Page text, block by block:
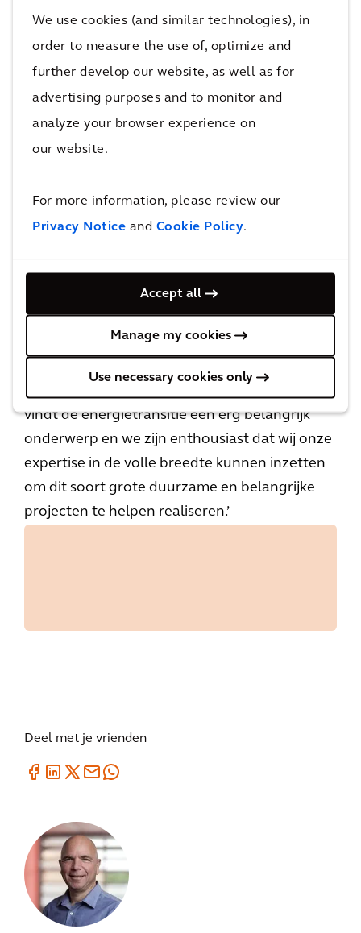
We use cookies (and similar technologies), in
order to measure the use of, optimize and
further develop our website, as well as for
advertising purposes and to monitor and
analyze your browser experience on
our website.
For more information, please review our
Privacy Notice and Cookie Policy.
Accept all
Manage my cookies
Use necessary cookies only
Wij zijn op diverse manieren betrokken bij
IJmuiden Ver’, zegt directeur Cécile Cluitmans
van Arcadis. ‘We verlenen ‘expert support’
diensten voor de kabels zoals geofysische,
geotechnische en geomorfologische
gebruikt bij de aanbestedingen voor de kabels
in de zee en voor kwaliteitsborging. Eerder al
Rapportages en de vergunningaanvragen
voor twee ondergrondse
hoogspanningsverbindingen van de Noordzee
naar land. We zitten dus goed in dit dossier.
vindt de energietransitie een erg belangrijk
onderwerp en we zijn enthousiast dat wij onze
expertise in de volle breedte kunnen inzetten
om dit soort grote duurzame en belangrijke
projecten te helpen realiseren.’
Deel met je vrienden